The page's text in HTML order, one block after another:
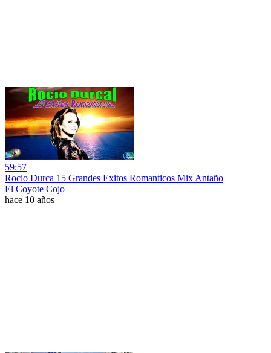
59:57
Rocio Durca 15 Grandes Exitos Romanticos Mix Antaño
El Coyote Cojo
hace 10 años